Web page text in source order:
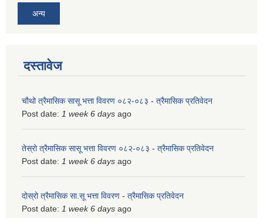
अन्य
दस्तावेज
चौथो त्रैमासिक सासू भत्ता विवरण ०८२-०८३ - त्रैमासिक प्रतिवेदन
Post date: 1 week 6 days ago
तेस्रो त्रैमासिक सासू भत्ता विवरण ०८२-०८३ - त्रैमासिक प्रतिवेदन
Post date: 1 week 6 days ago
दोस्रो त्रैमासिक सा.सू भत्ता विवरण - त्रैमासिक प्रतिवेदन
Post date: 1 week 6 days ago